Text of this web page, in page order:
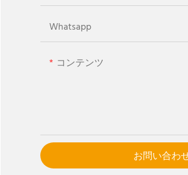
Whatsapp
コンテンツ
お問い合わ